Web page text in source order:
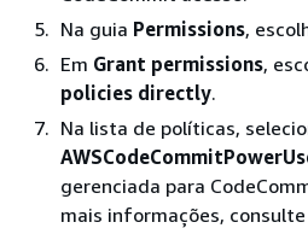
Na guia Permissions,
Em Grant permissions,
policies directly.
Na lista de políticas,
gerenciada para
mais informações, consulte